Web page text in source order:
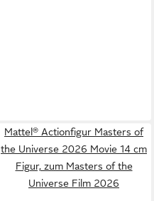
Mattel® Actionfigur Masters of
the Universe 2026 Movie 14 cm
Figur, zum Masters of the
Universe Film 2026